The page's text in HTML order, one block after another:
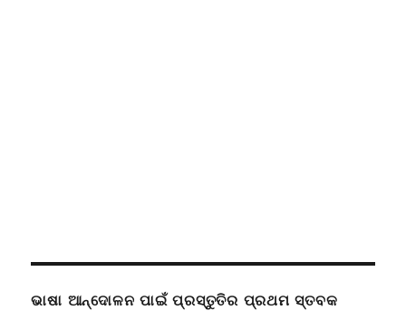
ଭାଷା ଆନ୍ଦୋଳନ ପାଇଁ ପ୍ରସ୍ତୁତିର ପ୍ରଥମ ସ୍ତବକ